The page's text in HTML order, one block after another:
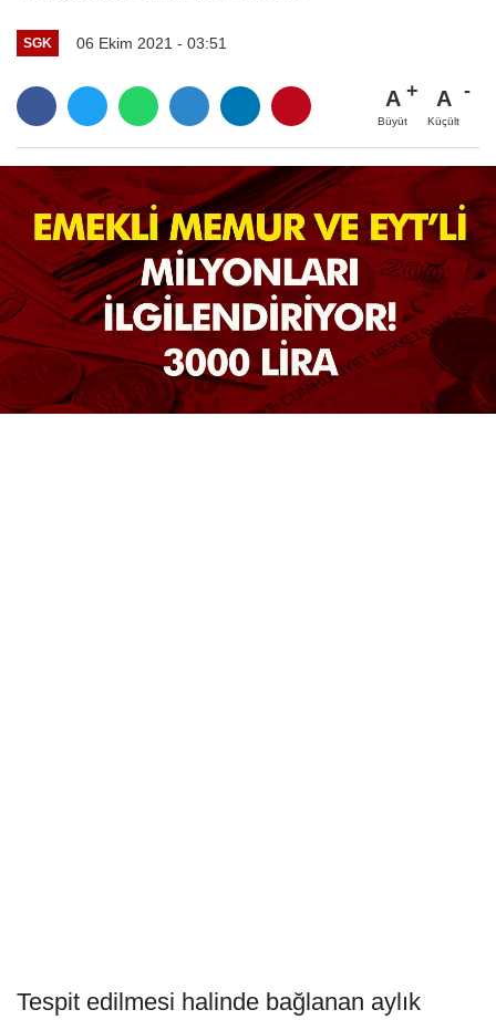
SGK 06 Ekim 2021 - 03:51
A
Büyüt
A
Küçült
Tespit edilmesi halinde bağlanan aylık